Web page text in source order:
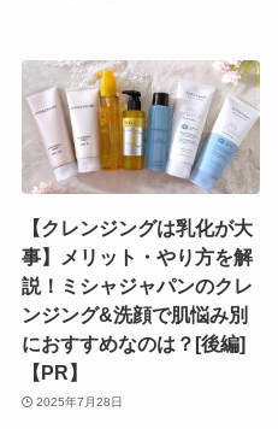
【クレンジングは乳化が大
事】メリット・やり方を解
説！ミシャジャパンのクレ
ンジング&洗顔で肌悩み別
におすすめなのは？[後編]
【PR】
2025年7月28日